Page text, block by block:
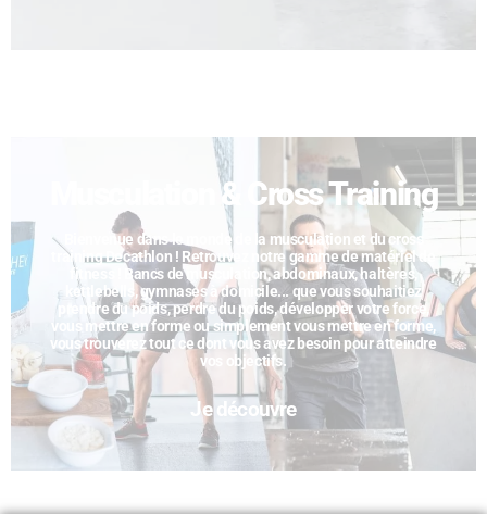
Musculation & Cross Training
Bienvenue dans le monde de la musculation et du cross
training Decathlon ! Retrouvez notre gamme de matériel de
fitness ! Bancs de musculation, abdominaux, haltères,
kettlebells, gymnases à domicile... que vous souhaitiez
prendre du poids, perdre du poids, développer votre force,
vous mettre en forme ou simplement vous mettre en forme,
vous trouverez tout ce dont vous avez besoin pour atteindre
vos objectifs.
Je découvre